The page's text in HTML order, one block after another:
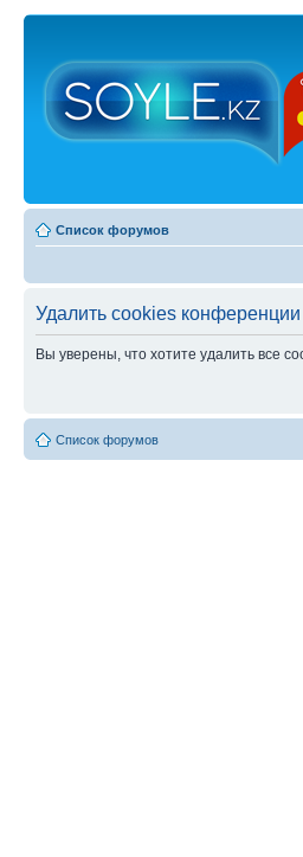
Список форумов
Удалить cookies конференции
Вы уверены, что хотите удалить все
Список форумов